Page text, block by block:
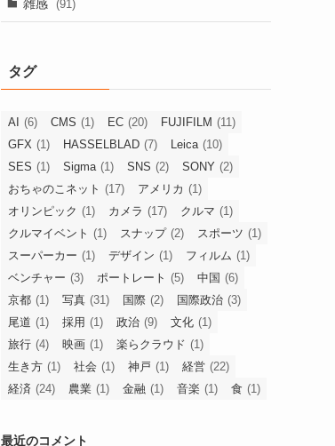
雑感 (91)
タグ
AI (6) CMS (1) EC (20) FUJIFILM (11)
GFX (1) HASSELBLAD (7) Leica (10)
SES (1) Sigma (1) SNS (2) SONY (2)
おちゃのこネット (17) アメリカ (1)
オリンピック (1) カメラ (17) クルマ (1)
クルマイベント (1) スナップ (2) スポーツ (1)
スーパーカー (1) デザイン (1) フィルム (1)
ベンチャー (3) ポートレート (5) 中国 (6)
京都 (1) 写真 (31) 国際 (2) 国際政治 (3)
尾道 (1) 採用 (1) 政治 (9) 文化 (1)
旅行 (4) 映画 (1) 楽らクラウド (1)
生き方 (1) 社会 (1) 神戸 (1) 経営 (22)
経済 (24) 農業 (1) 金融 (1) 音楽 (1) 食 (1)
最近のコメント